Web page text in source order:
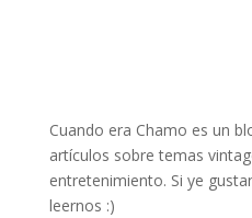
Cuando era Chamo es un
artículos sobre temas
entretenimiento. Si ye
leernos :)